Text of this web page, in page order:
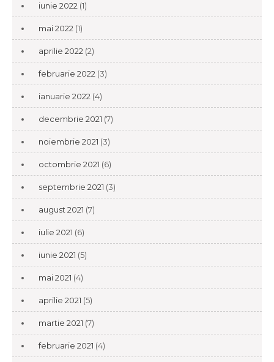
iunie 2022 (1)
mai 2022 (1)
aprilie 2022 (2)
februarie 2022 (3)
ianuarie 2022 (4)
decembrie 2021 (7)
noiembrie 2021 (3)
octombrie 2021 (6)
septembrie 2021 (3)
august 2021 (7)
iulie 2021 (6)
iunie 2021 (5)
mai 2021 (4)
aprilie 2021 (5)
martie 2021 (7)
februarie 2021 (4)